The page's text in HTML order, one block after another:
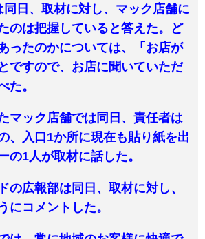
同日、取材に対し、マック店舗に
のは把握していると答えた。ど
ったのかについては、「お店が
ですので、お店に聞いていただ
た。
マック店舗では同日、責任者は
、入口1か所に現在も貼り紙を出
の1人が取材に話した。
の広報部は同日、取材に対し、
にコメントした。